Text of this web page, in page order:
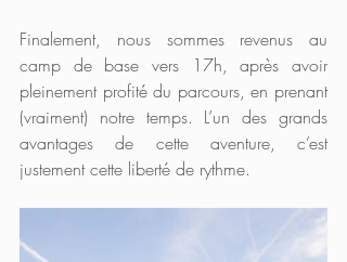
Finalement, nous sommes revenus au
camp de base vers 17h, après avoir
pleinement profité du parcours, en prenant
(vraiment) notre temps. L’un des grands
avantages de cette aventure, c’est
justement cette liberté de rythme.